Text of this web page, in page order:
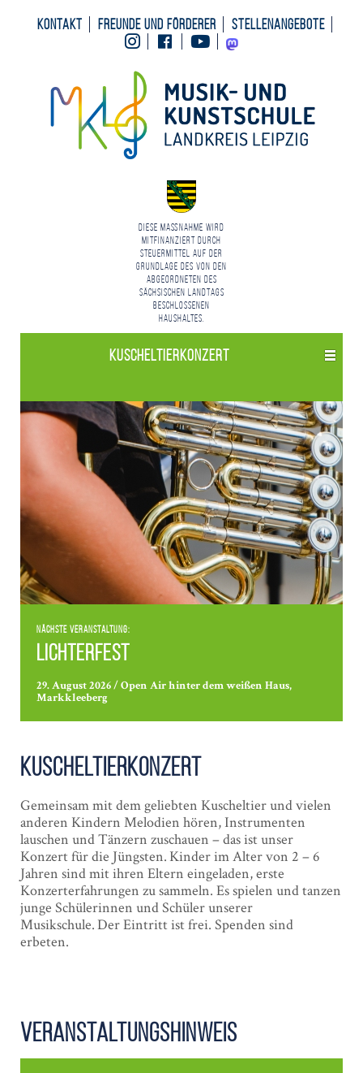
Kontakt Freunde und Förderer
Stellenangebote
InstagramFacebookYoutubeMastodon
Diese Maßnahme wird
mitfinanziert durch
Steuermittel auf der
Grundlage des von den
Abgeordneten des
Sächsischen Landtags
beschlossenen
Haushaltes.
Kuschel­tier­konzert
Nächste Veranstaltung:
Lichterfest
29. August 2026 / Open Air hinter dem weißen Haus,
Markkleeberg
Kuschel­tier­konzert
Gemeinsam mit dem geliebten Kuscheltier und vielen
anderen Kindern Melodien hören, Instrumenten
lauschen und Tänzern zuschauen – das ist unser
Konzert für die Jüngsten. Kinder im Alter von 2 – 6
Jahren sind mit ihren Eltern eingeladen, erste
Konzerterfahrungen zu sammeln. Es spielen und tanzen
junge Schülerinnen und Schüler unserer
Musikschule. Der Eintritt ist frei. Spenden sind
erbeten.
Veranstaltungshinweis